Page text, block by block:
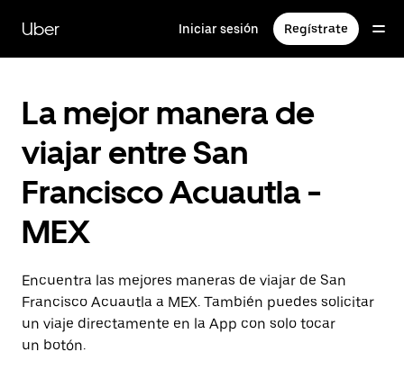
contenido
principal
Uber Iniciar sesión Regístrate
La mejor manera de
viajar entre San
Francisco Acuautla -
MEX
Encuentra las mejores maneras de viajar de San
Francisco Acuautla a MEX. También puedes solicitar
un viaje directamente en la App con solo tocar
un botón.